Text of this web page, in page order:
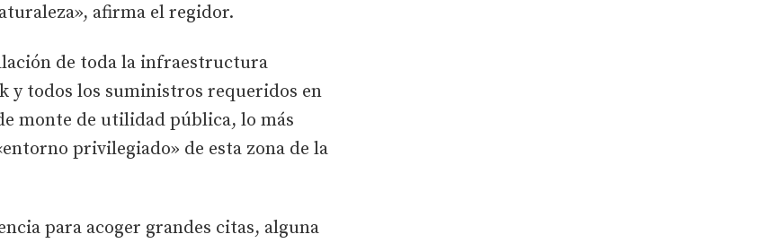
afirma el regidor.
de toda la infraestructura
y todos los suministros requeridos en
monte de utilidad pública, lo más
privilegiado» de esta zona de la
para acoger grandes citas, alguna